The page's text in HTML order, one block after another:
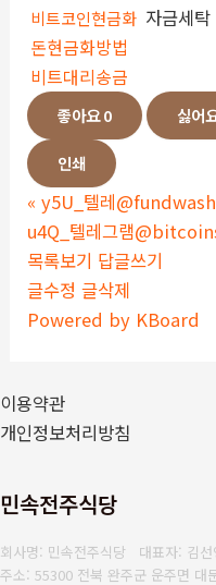
비트코인현금화 자금세탁
돈현금화방법
비트대리송금
좋아요0 싫어
인쇄
« y5U_텔레
u4Q_텔레그램
목록보기 답글쓰기
글수정 글삭제
Powered by KBoard
이용약관
개인정보처리방침
민속전주식당
회사명: 민속전주식당 대표자: 김
주소: 55300 전북 완주군 운주면 대